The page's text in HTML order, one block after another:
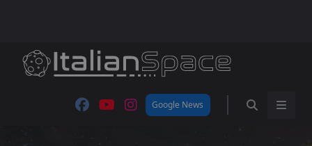
Google News